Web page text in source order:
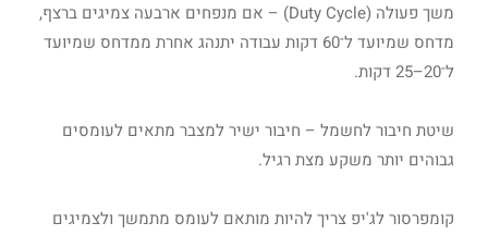
משך פעולה (Duty Cycle) – אם מנפחים ארבעה צמיגים ברצף,
מדחס שמיועד ל־60 דקות עבודה יתנהג אחרת ממדחס שמיועד
ל־20–25 דקות.
שיטת חיבור לחשמל – חיבור ישיר למצבר מתאים לעומסים
גבוהים יותר משקע מצת רגיל.
קומפרסור לג'יפ צריך להיות מותאם לעומס מתמשך ולצמיגים